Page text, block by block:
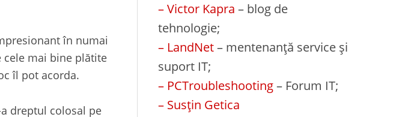
în numai
cele mai bine plătite
îl pot acorda.
dreptul colosal pe
– Victor Kapra – blog de
tehnologie;
– LandNet– mentenanță service și
suport IT;
– PCTroubleshooting– Forum IT;
– Susțin Getica